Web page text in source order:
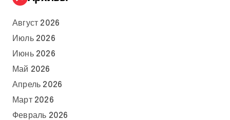
Август 2026
Июль 2026
Июнь 2026
Май 2026
Апрель 2026
Март 2026
Февраль 2026